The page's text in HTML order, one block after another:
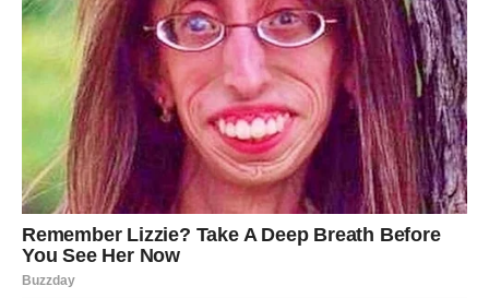
Ovo je znak koji ste dugo čekali.
Poruka zvijezda
Ne ignorišite ono što dolazi iznenada.
Sudbina vam šalje važan odgovor
Pred vama su posebni trenuci.